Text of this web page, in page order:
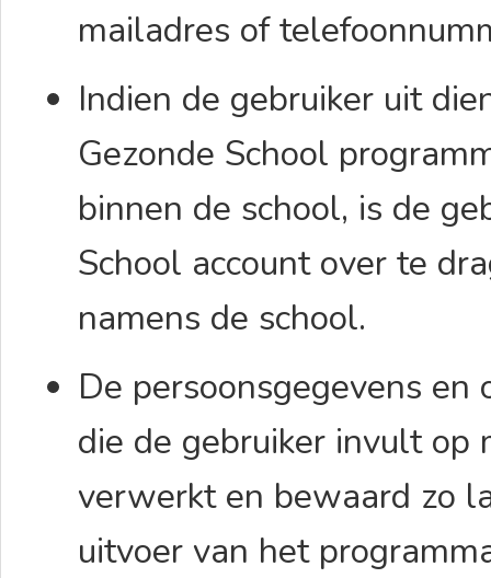
mailadres of
Indien de gebruiker uit
Gezonde School
binnen de school, is de
School account over te
namens de school.
De persoonsgegevens en
die de gebruiker invult op
verwerkt en bewaard zo
uitvoer van het